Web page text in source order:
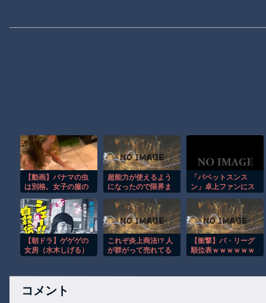
【動画】パナマの虫
は別格。女子の服の
でかすぎて(°_°)
超能力が使えるよう
になったので限界ま
その２
「パペットスンス
ン」卓上ファンにス
ん”とお座り！ 新作
プライズアイテムが8
月下旬より展開ーオ
ーロラストラップ付
きぬいぐるみも可愛
い
【朝ドラ】ゲゲゲの
女房（水木しげる）
と誰だろうね
これぞ炎上商法!? 人
が群がって売れてる
【衝撃】パ・リーグ
順位表ｗｗｗｗｗｗ
コメント